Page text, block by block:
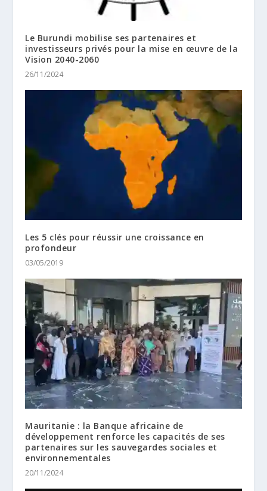
Le Burundi mobilise ses partenaires et
investisseurs privés pour la mise en œuvre de la
Vision 2040-2060
26/11/2024
Les 5 clés pour réussir une croissance en
profondeur
03/05/2019
Mauritanie : la Banque africaine de
développement renforce les capacités de ses
partenaires sur les sauvegardes sociales et
environnementales
20/11/2024